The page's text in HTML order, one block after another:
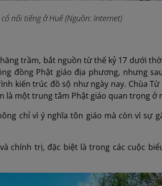
nổi tiếng ở Huế (Nguồn: Internet)
trầm, bắt nguồn từ thế kỷ 17 dưới
đồng Phật giáo địa phương, nhưng
kiến trúc đồ sộ như ngày nay. Chùa
là một trung tâm Phật giáo quan trọng ở
chỉ vì ý nghĩa tôn giáo mà còn vì sự
chính trị, đặc biệt là trong các cuộc